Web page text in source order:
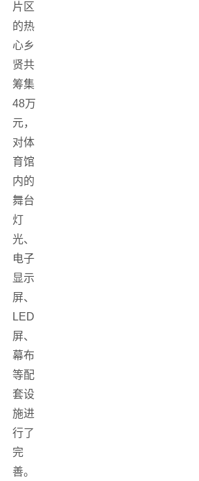
片区
的热
心乡
贤共
筹集
48万
元，
对体
育馆
内的
舞台
灯
光、
电子
显示
屏、
LED
屏、
幕布
等配
套设
施进
行了
完
善。